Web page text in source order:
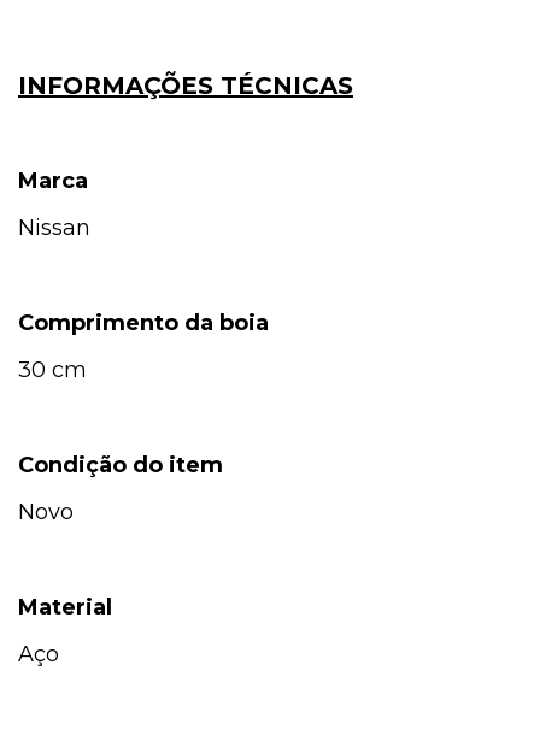
INFORMAÇÕES TÉCNICAS
Marca
Nissan
Comprimento da boia
30 cm
Condição do item
Novo
Material
Aço